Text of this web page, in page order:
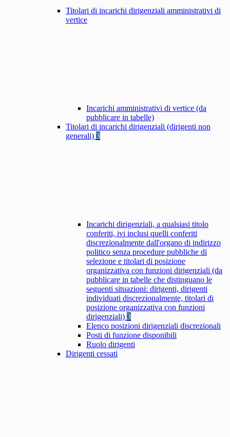
Titolari di incarichi dirigenziali amministrativi di
vertice
Incarichi amministrativi di vertice (da
pubblicare in tabelle)
Titolari di incarichi dirigenziali (dirigenti non
generali) 3
Incarichi dirigenziali, a qualsiasi titolo
conferiti, ivi inclusi quelli conferiti
discrezionalmente dall'organo di indirizzo
politico senza procedure pubbliche di
selezione e titolari di posizione
organizzativa con funzioni dirigenziali (da
pubblicare in tabelle che distinguano le
seguenti situazioni: dirigenti, dirigenti
individuati discrezionalmente, titolari di
posizione organizzativa con funzioni
dirigenziali) 3
Elenco posizioni dirigenziali discrezionali
Posti di funzione disponibili
Ruolo dirigenti
Dirigenti cessati